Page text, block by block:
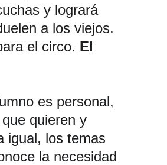
y logrará
a los viejos.
el circo. El
es personal,
quieren y
igual, los temas
la necesidad